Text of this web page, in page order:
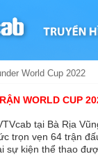
World Cup 2022
WORLD CUP
tại Bà Rịa
trọn vẹn 64 trận
sự kiện thể thao